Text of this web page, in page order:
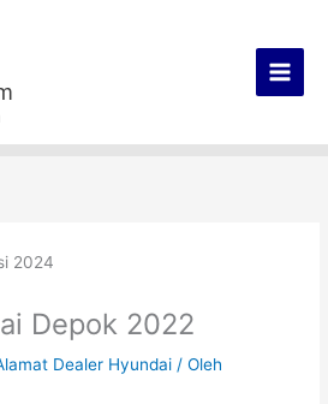
Depok 2022
Dealer Hyundai / Oleh